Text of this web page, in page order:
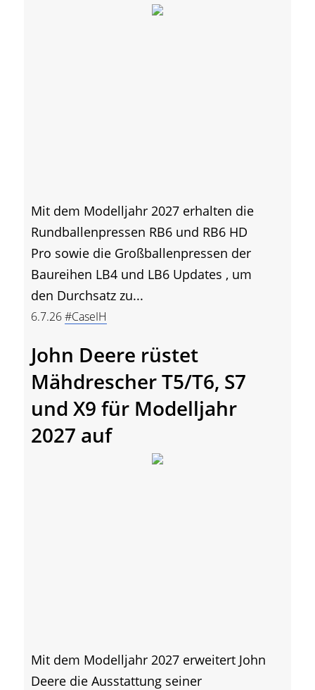
Mit dem Modelljahr 2027 erhalten die
Rundballenpressen RB6 und RB6 HD
Pro sowie die Großballenpressen der
Baureihen LB4 und LB6 Updates , um
den Durchsatz zu...
6.7.26#CaseIH
John Deere rüstet
Mähdrescher T5/T6, S7
und X9 für Modelljahr
2027 auf
Mit dem Modelljahr 2027 erweitert John
Deere die Ausstattung seiner